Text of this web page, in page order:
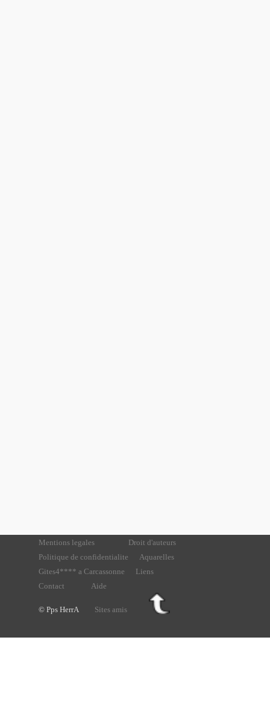
Mentions legales
Droit d'auteurs
Politique de confidentialite
Aquarelles
Gites4**** a Carcassonne
Liens
Contact
Aide
© Pps HerrA Sites amis